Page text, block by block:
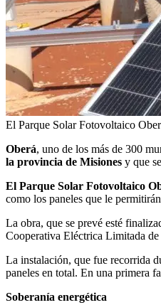
El Parque Solar Fotovoltaico
Oberá, uno de los más de 300
la provincia de Misiones y que
El Parque Solar Fotovoltaico
como los paneles que le
La obra, que se prevé esté
Cooperativa Eléctrica Limitada de
La instalación, que fue recorrida
paneles en total. En una primera
Soberanía energética